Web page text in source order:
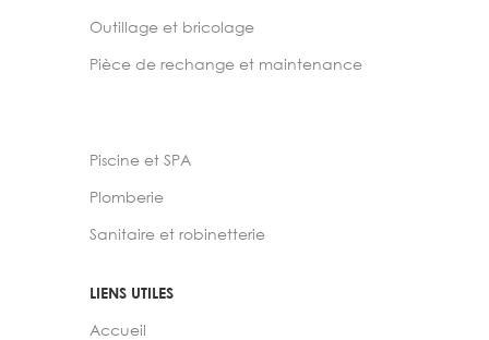
Outillage et bricolage
Pièce de rechange et maintenance
Piscine et SPA
Plomberie
Sanitaire et robinetterie
LIENS UTILES
Accueil